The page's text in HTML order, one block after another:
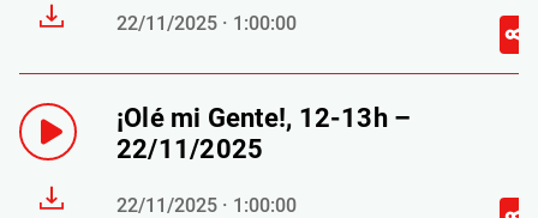
22/11/2025 · 1:00:00
¡Olé mi Gente!, 12-13h –
22/11/2025
22/11/2025 · 1:00:00